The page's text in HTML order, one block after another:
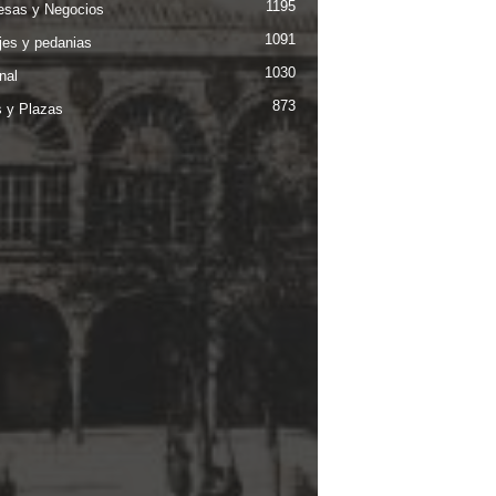
y Negocios 1195
y pedanias 1091
1030
y Plazas 873